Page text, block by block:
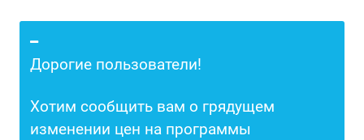
Дорогие пользователи!
Хотим сообщить вам о грядущем
изменении цен на программы